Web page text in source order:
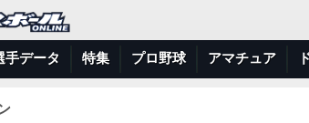
手データ 特集 プロ野球 アマチュア